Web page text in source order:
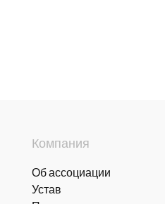
Компания
Об ассоциации
Устав